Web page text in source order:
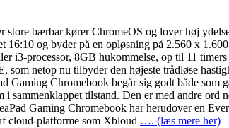
bærbar kører ChromeOS og lover høj
og byder på en opløsning på 2.560 x
i3-processor, 8GB hukommelse, op til 11
netop nu tilbyder den højeste trådløse
Gaming Chromebook begår sig godt både som
tilstand. Den er med andre ord
Gaming Chromebook har herudover en
cloud-platforme som Xbloud …. (læs mere her)